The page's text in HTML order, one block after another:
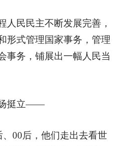
人民民主不断发展完善，
形式管理国家事务，管理
事务，铺展出一幅人民当
扬挺立——
、00后，他们走出去看世